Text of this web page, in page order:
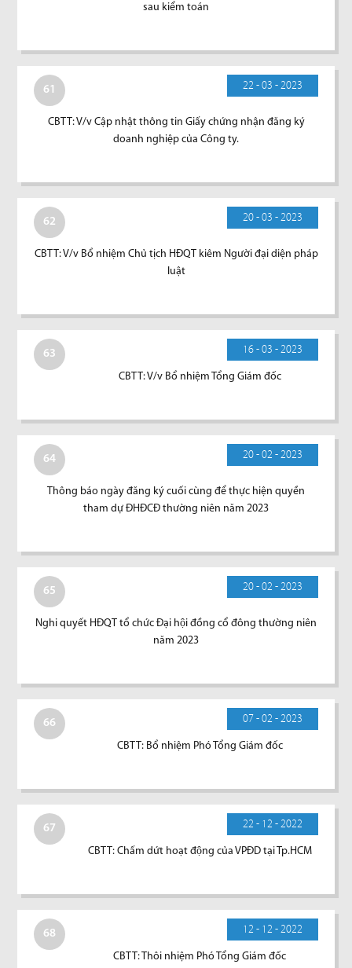
sau kiểm toán
61 22 - 03 - 2023
CBTT: V/v Cập nhật thông tin Giấy chứng nhận đăng ký
doanh nghiệp của Công ty.
62 20 - 03 - 2023
CBTT: V/v Bổ nhiệm Chủ tịch HĐQT kiêm Người đại diện pháp
luật
63 16 - 03 - 2023
CBTT: V/v Bổ nhiệm Tổng Giám đốc
64 20 - 02 - 2023
Thông báo ngày đăng ký cuối cùng để thực hiện quyền
tham dự ĐHĐCĐ thường niên năm 2023
65 20 - 02 - 2023
Nghi quyết HĐQT tổ chức Đại hội đồng cổ đông thường niên
năm 2023
66 07 - 02 - 2023
CBTT: Bổ nhiệm Phó Tổng Giám đốc
67 22 - 12 - 2022
CBTT: Chấm dứt hoạt động của VPĐD tại Tp.HCM
68 12 - 12 - 2022
CBTT: Thôi nhiệm Phó Tổng Giám đốc